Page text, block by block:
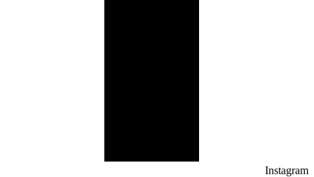
Instagram